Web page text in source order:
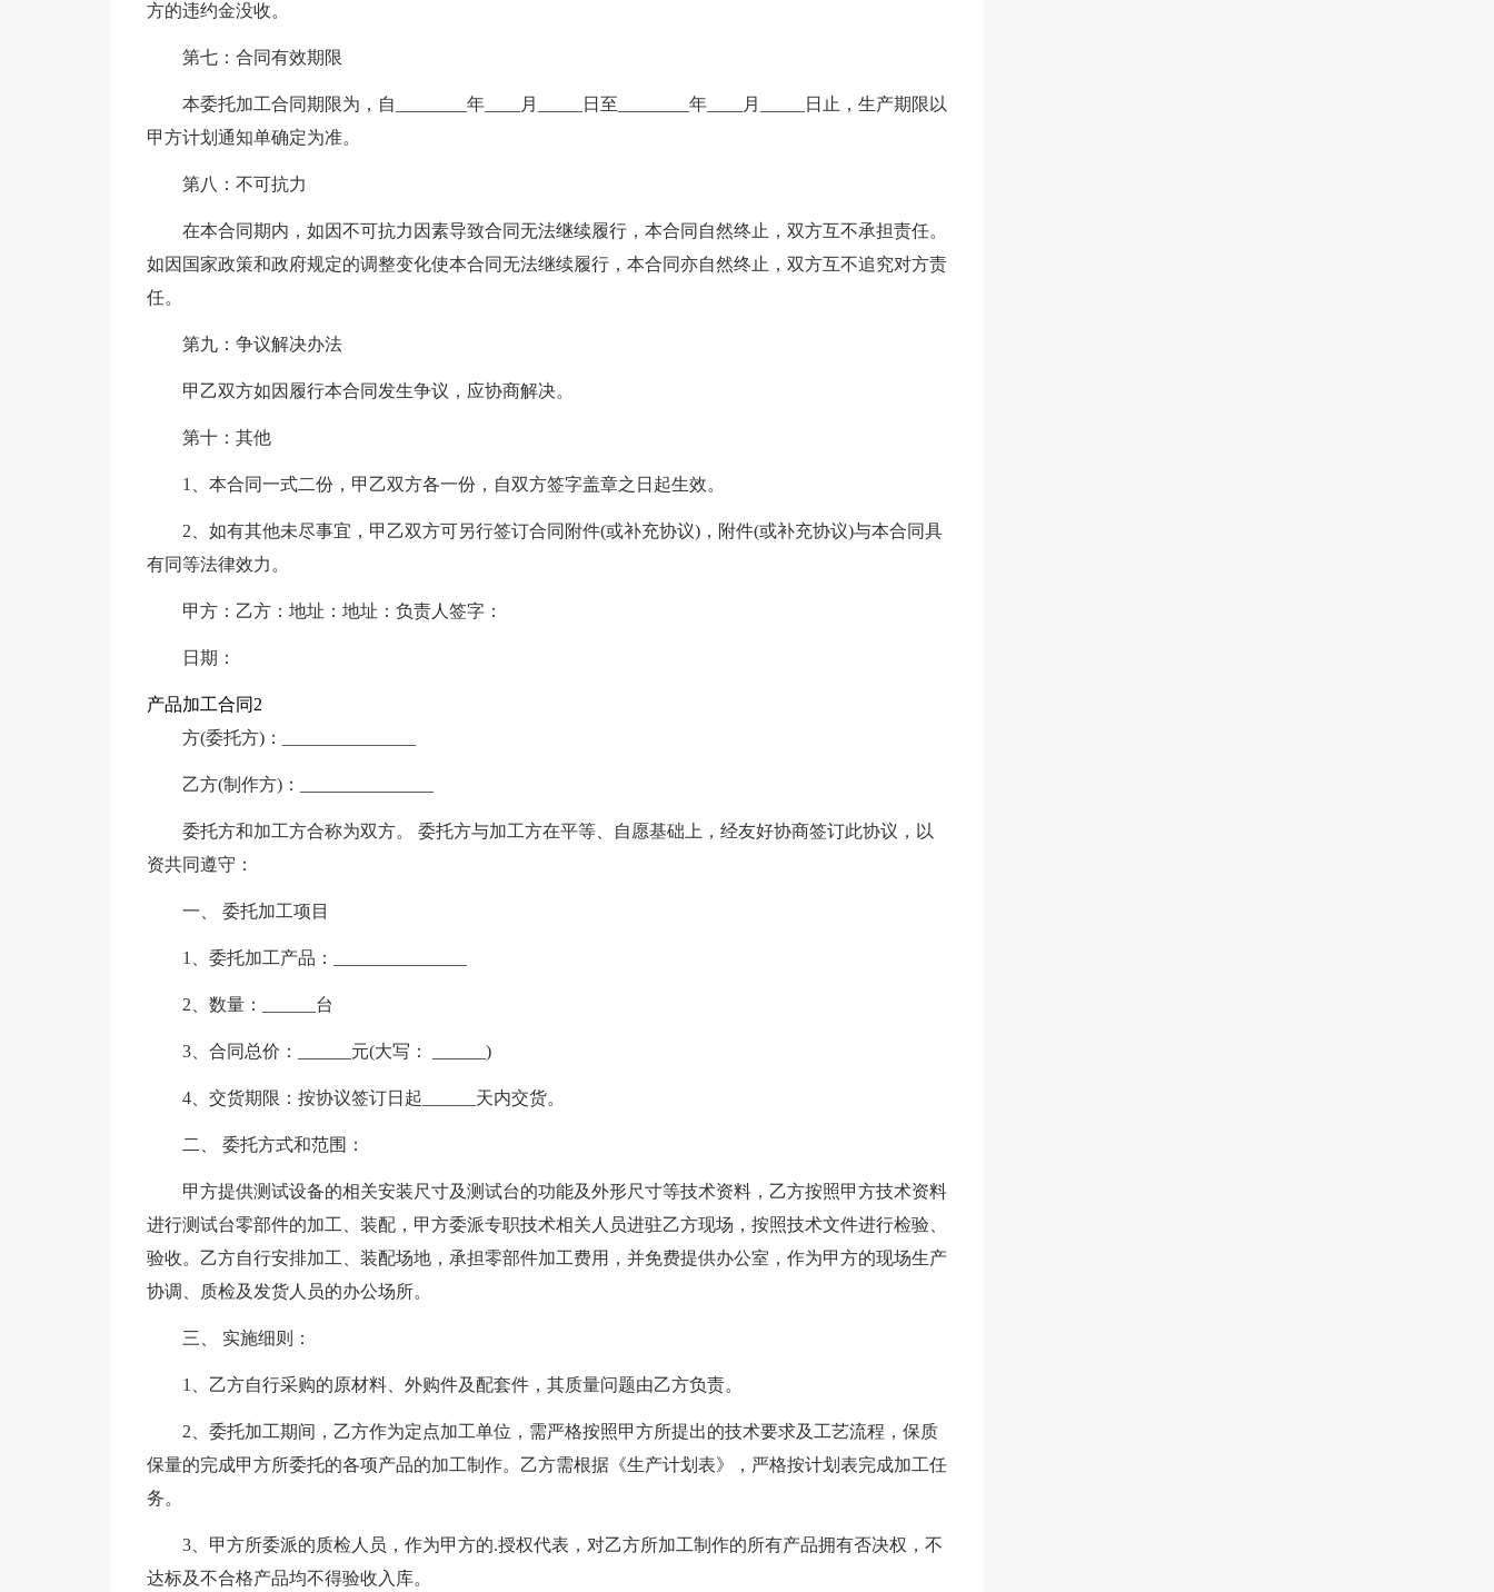
方的违约金没收。
第七：合同有效期限
本委托加工合同期限为，自________年____月_____日至________年____月_____日止，生产期限以
甲方计划通知单确定为准。
第八：不可抗力
在本合同期内，如因不可抗力因素导致合同无法继续履行，本合同自然终止，双方互不承担责任。
如因国家政策和政府规定的调整变化使本合同无法继续履行，本合同亦自然终止，双方互不追究对方责
任。
第九：争议解决办法
甲乙双方如因履行本合同发生争议，应协商解决。
第十：其他
1、本合同一式二份，甲乙双方各一份，自双方签字盖章之日起生效。
2、如有其他未尽事宜，甲乙双方可另行签订合同附件(或补充协议)，附件(或补充协议)与本合同具
有同等法律效力。
甲方：乙方：地址：地址：负责人签字：
日期：
产品加工合同2
方(委托方)：_______________
乙方(制作方)：_______________
委托方和加工方合称为双方。 委托方与加工方在平等、自愿基础上，经友好协商签订此协议，以
资共同遵守：
一、 委托加工项目
1、委托加工产品：_______________
2、数量：______台
3、合同总价：______元(大写： ______)
4、交货期限：按协议签订日起______天内交货。
二、 委托方式和范围：
甲方提供测试设备的相关安装尺寸及测试台的功能及外形尺寸等技术资料，乙方按照甲方技术资料
进行测试台零部件的加工、装配，甲方委派专职技术相关人员进驻乙方现场，按照技术文件进行检验、
验收。乙方自行安排加工、装配场地，承担零部件加工费用，并免费提供办公室，作为甲方的现场生产
协调、质检及发货人员的办公场所。
三、 实施细则：
1、乙方自行采购的原材料、外购件及配套件，其质量问题由乙方负责。
2、委托加工期间，乙方作为定点加工单位，需严格按照甲方所提出的技术要求及工艺流程，保质
保量的完成甲方所委托的各项产品的加工制作。乙方需根据《生产计划表》，严格按计划表完成加工任
务。
3、甲方所委派的质检人员，作为甲方的.授权代表，对乙方所加工制作的所有产品拥有否决权，不
达标及不合格产品均不得验收入库。